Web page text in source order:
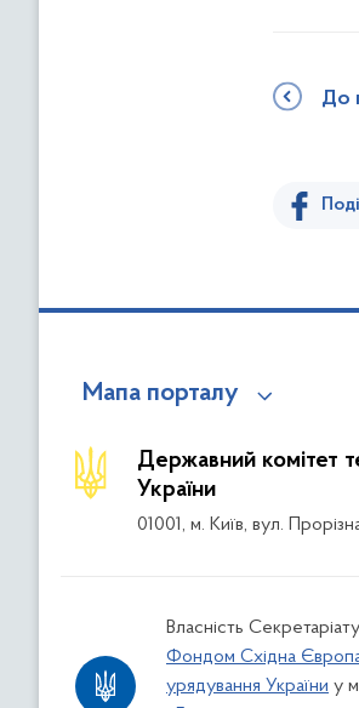
До
Мапа порталу
Державний комітет
України
01001, м. Київ, вул.
Власність
Фондом Східна
урядування України у